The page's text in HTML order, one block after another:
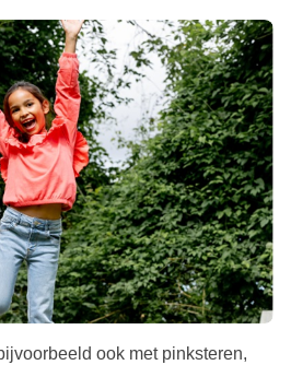
ook met pinksteren,